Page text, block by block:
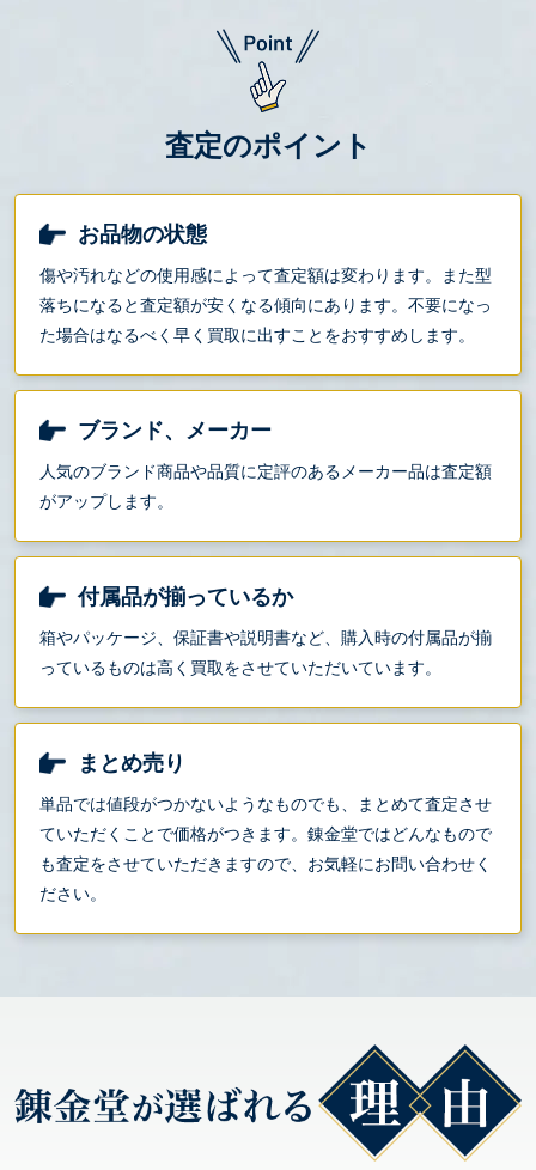
査定のポイント
お品物の状態
傷や汚れなどの使用感によって査定額は変わります。また型
落ちになると査定額が安くなる傾向にあります。不要になっ
た場合はなるべく早く買取に出すことをおすすめします。
ブランド、メーカー
人気のブランド商品や品質に定評のあるメーカー品は査定額
がアップします。
付属品が揃っているか
箱やパッケージ、保証書や説明書など、購入時の付属品が揃
っているものは高く買取をさせていただいています。
まとめ売り
単品では値段がつかないようなものでも、まとめて査定させ
ていただくことで価格がつきます。錬金堂ではどんなもので
も査定をさせていただきますので、お気軽にお問い合わせく
ださい。